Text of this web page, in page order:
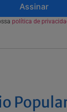
Assinar
política de